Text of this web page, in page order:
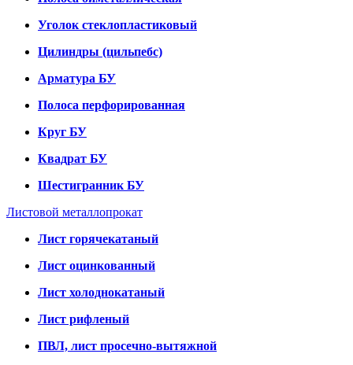
Уголок стеклопластиковый
Цилиндры (цильпебс)
Арматура БУ
Полоса перфорированная
Круг БУ
Квадрат БУ
Шестигранник БУ
Листовой металлопрокат
Лист горячекатаный
Лист оцинкованный
Лист холоднокатаный
Лист рифленый
ПВЛ, лист просечно-вытяжной